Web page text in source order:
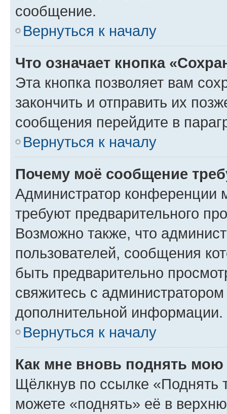
сообщение.
Вернуться к началу
Что означает кнопка
Эта кнопка позволяет вам
закончить и отправить их
сообщения перейдите в
Вернуться к началу
Почему моё сообщение
Администратор конференции
требуют предварительного
Возможно также, что
пользователей, сообщения
быть предварительно
свяжитесь с
дополнительной информации.
Вернуться к началу
Как мне вновь поднять мою
Щёлкнув по ссылке «Поднять
можете «поднять» её в